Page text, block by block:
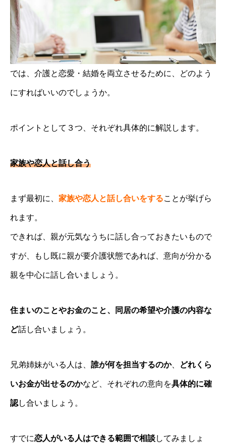
では、介護と恋愛・結婚を両立させるために、どのよう
にすればいいのでしょうか。
ポイントとして３つ、それぞれ具体的に解説します。
家族や恋人と話し合う
まず最初に、 家族や恋人と話し合いをすることが挙げら
れます。
できれば、親が元気なうちに話し合っておきたいもので
すが、もし既に親が要介護状態であれば、意向が分かる
親を中心に話し合いましょう。
住まいのことやお金のこと、同居の希望や介護の内容な
ど話し合いましょう。
兄弟姉妹がいる人は、 誰が何を担当するのか、 どれくら
いお金が出せるのかなど、それぞれの意向を具体的に確
認し合いましょう。
すでに恋人がいる人はできる範囲で相談してみましょ